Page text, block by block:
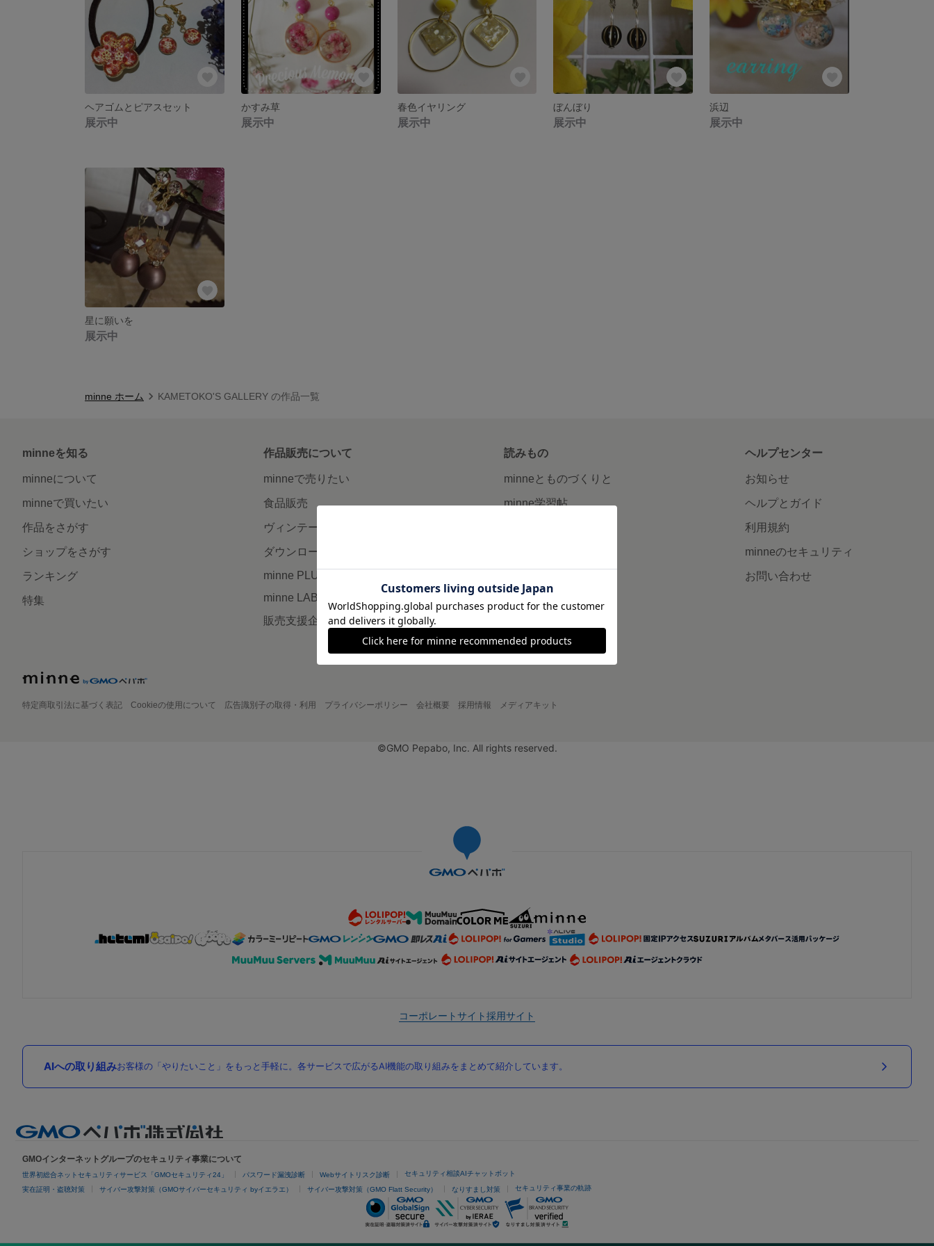
ヘアゴムとピアスセット
展示中
かすみ草
展示中
春色イヤリング
展示中
ぼんぼり
展示中
浜辺
展示中
星に願いを
展示中
minne ホーム KAMETOKO'S GALLERY の作品一覧
minneを知る
minneについて
minneで買いたい
作品をさがす
ショップをさがす
ランキング
特集
作品販売について
minneで売りたい
食品販売
ヴィンテージ販売
ダウンロード販売
minne PLUS
minne LAB
販売支援企画・イベント
読みもの
minneとものづくりと
minne学習帖
企業の方へ
広告出稿について
大口注文について
ヘルプセンター
お知らせ
ヘルプとガイド
利用規約
minneのセキュリティ
お問い合わせ
特定商取引法に基づく表記 Cookieの使用について 広告識別子の取得・利用 プライバシーポリシー 会社概要 採用情報 メディアキット
©GMO Pepabo, Inc. All rights reserved.
コーポレートサイト採用サイト
AIへの取り組みお客様の「やりたいこと」をもっと手軽に。各サービスで広がるAI機能の取り組みをまとめて紹介しています。
GMOインターネットグループのセキュリティ事業について
世界初総合ネットセキュリティサービス「GMOセキュリティ24」 パスワード漏洩診断 Webサイトリスク診断 セキュリティ相談AIチャットボット
実在証明・盗聴対策 サイバー攻撃対策（GMOサイバーセキュリティ byイエラエ） サイバー攻撃対策（GMO Flatt Security） なりすまし対策 セキュリティ事業の軌跡